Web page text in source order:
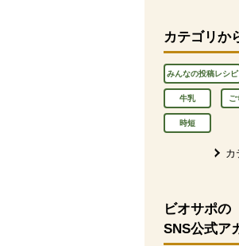
カテゴリか
みんなの投稿レシピ
牛乳 ご
時短
カ
ビオサポの
SNS公式ア